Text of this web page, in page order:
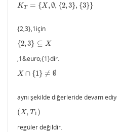
KT = {X,∅, {2,3}, {3}}
KT ={X,∅,{ 2,3},{3} }
{2,3},1için
{2, 3} ⊆ X
{2,3} ⊆X
,1&euro;{1}dir.
X ∩ {1} ≠ ∅
X∩ {1}≠ ∅
aynı şekilde diğerleride devam
(X, T1 )
(X, T1)
regüler değildir.